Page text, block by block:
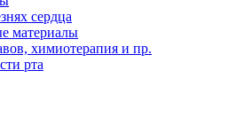
сердца
материалы
химиотерапия и пр.
рта